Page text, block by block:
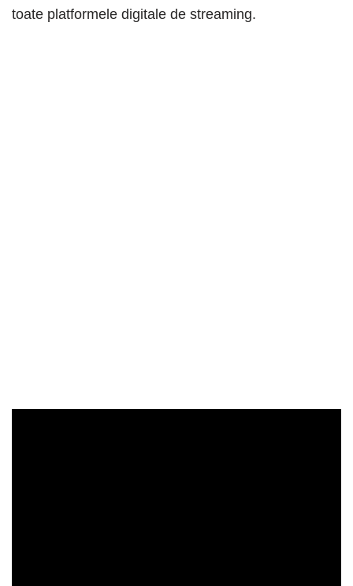
toate platformele digitale de streaming.